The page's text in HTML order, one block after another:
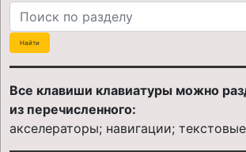
Все клавиши клавиатуры можно
из перечисленного:
акселераторы; навигации; текстовые